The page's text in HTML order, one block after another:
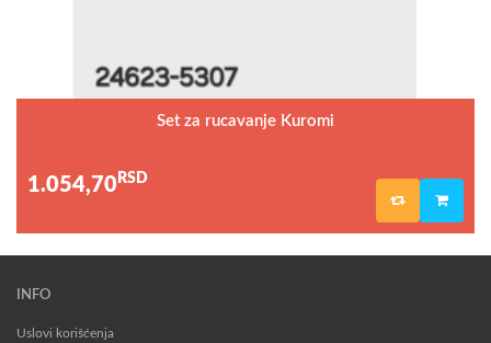
Set za rucavanje Kuromi
1.054,70 RSD
INFO
Uslovi korišćenja